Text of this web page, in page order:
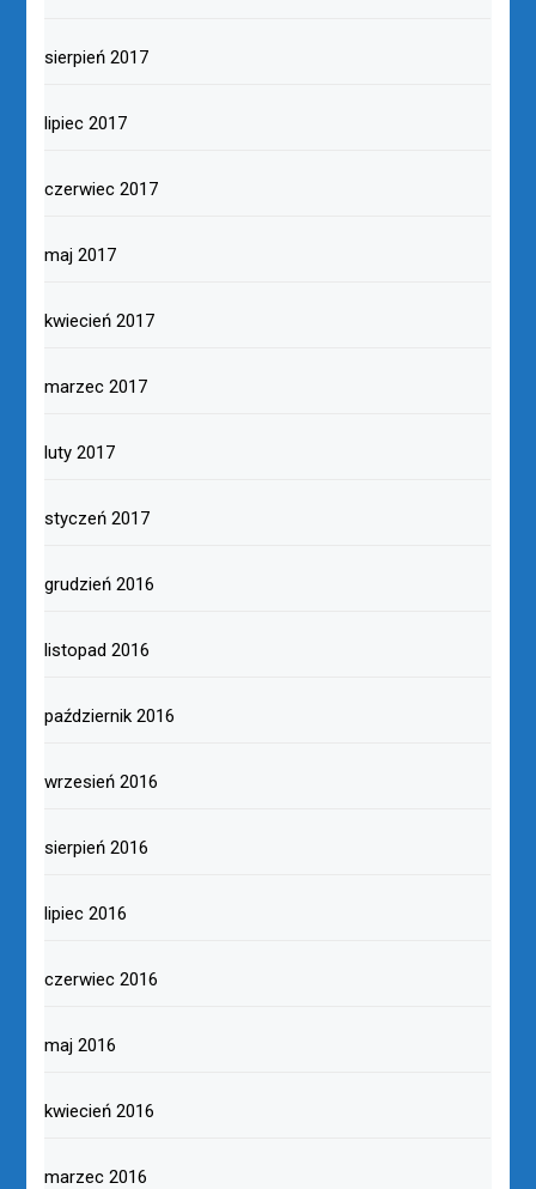
sierpień 2017
lipiec 2017
czerwiec 2017
maj 2017
kwiecień 2017
marzec 2017
luty 2017
styczeń 2017
grudzień 2016
listopad 2016
październik 2016
wrzesień 2016
sierpień 2016
lipiec 2016
czerwiec 2016
maj 2016
kwiecień 2016
marzec 2016